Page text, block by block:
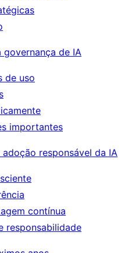
de IA
de uso
importantes
responsável da IA
contínua
responsabilidade